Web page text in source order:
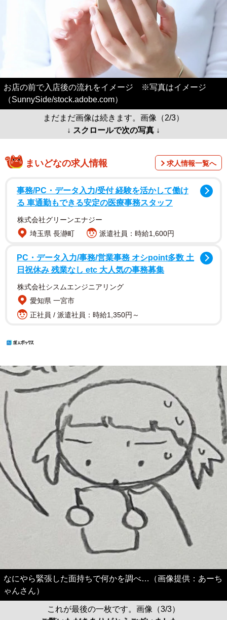
お店の前で入店後の流れをイメージ ※写真はイメージ
（SunnySide/stock.adobe.com）
まだまだ画像は続きます。画像（2/3）
↓ スクロールで次の写真 ↓
まいどなの求人情報 求人情報一覧へ
事務/PC・データ入力/受付 経験を活かして働け
る 車通勤もできる安定の医療事務スタッフ
株式会社グリーンエナジー
埼玉県 長瀞町
派遣社員：時給1,600円
PC・データ入力/事務/営業事務 オシpoint多数 土
日祝休み 残業なし etc 大人気の事務募集
株式会社シスムエンジニアリング
愛知県 一宮市
正社員 / 派遣社員：時給1,350円～
なにやら緊張した面持ちで何かを調べ…（画像提供：あーち
ゃんさん）
これが最後の一枚です。画像（3/3）